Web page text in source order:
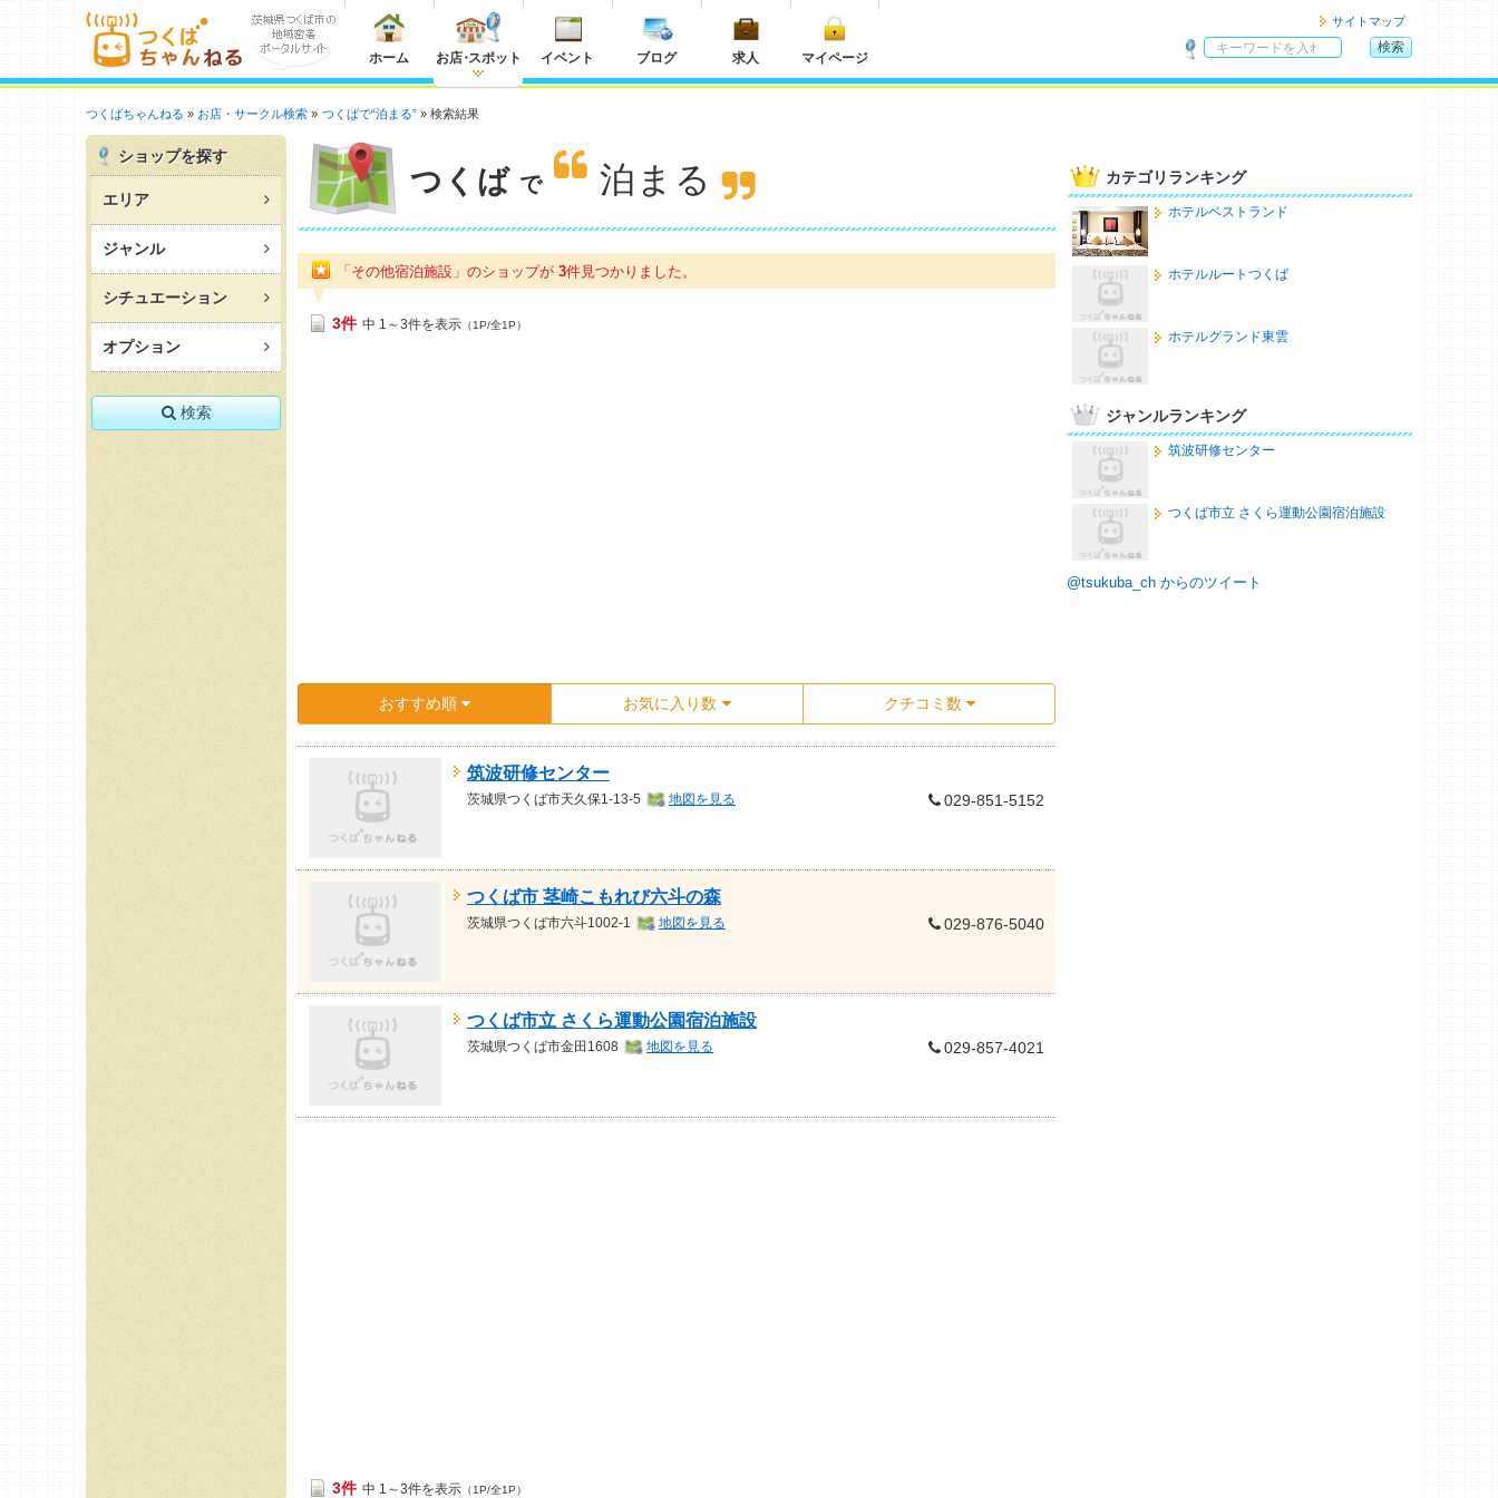
ホーム お店・スポット イベント ブログ 求人 マイページ
サイトマップ
索
検索
つくばちゃんねる お店・サークル検索 つくばで“泊まる” 検索結果
つくば で 泊まる
「その他宿泊施設」のショップが 3件見つかりました。
3件 中 1～3件を表示 （1P/全1P）
おすすめ順 お気に入り数 クチコミ数
筑波研修センター
茨城県つくば市天久保1-13-5 地図を見る 029-851-5152
つくば市 茎崎こもれび六斗の森
茨城県つくば市六斗1002-1 地図を見る 029-876-5040
つくば市立 さくら運動公園宿泊施設
茨城県つくば市金田1608 地図を見る 029-857-4021
3件 中 1～3件を表示 （1P/全1P）
ショップを探す
エリア
ジャンル
シチュエーション
オプション
検索
カテゴリランキング
ホテルベストランド
ホテルルートつくば
ホテルグランド東雲
ジャンルランキング
筑波研修センター
つくば市立 さくら運動公園宿泊施設
@tsukuba_ch からのツイート